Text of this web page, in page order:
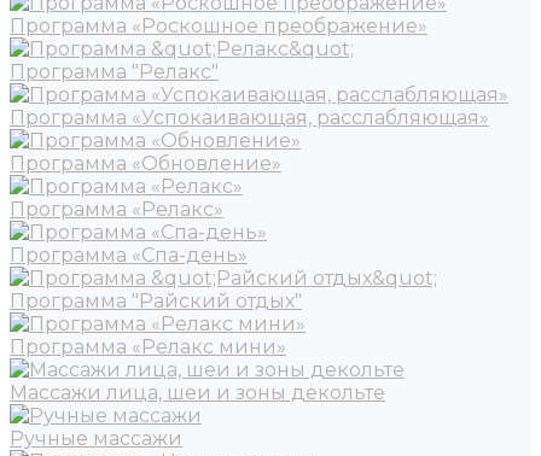
Программа «Роскошное преображение»
Программа "Релакс"
Программа «Успокаивающая, расслабляющая»
Программа «Обновление»
Программа «Релакс»
Программа «Спа-день»
Программа "Райский отдых"
Программа «Релакс мини»
Массажи лица, шеи и зоны декольте
Ручные массажи